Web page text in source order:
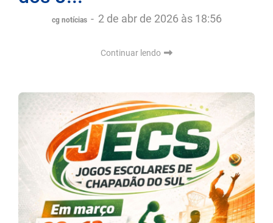
cg notícias - 2 de abr de 2026 às 18:56
Continuar lendo